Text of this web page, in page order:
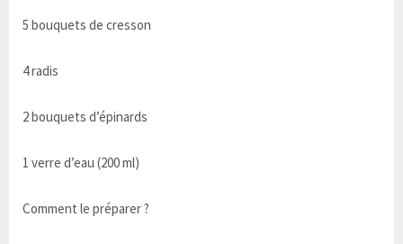
5 bouquets de cresson
4 radis
2 bouquets d’épinards
1 verre d’eau (200 ml)
Comment le préparer ?